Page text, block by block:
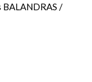
BALANDRAS /